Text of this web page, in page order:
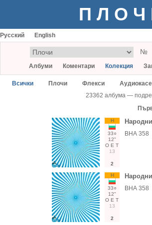
Русский English
№
Албуми Коментари Колекция
Всички Плочи Флекси
23362 албума —
Н
33○
12"
О Е Т
13
2
ВНА 358
Н
33○
12"
О Е Т
13
2
ВНА 358